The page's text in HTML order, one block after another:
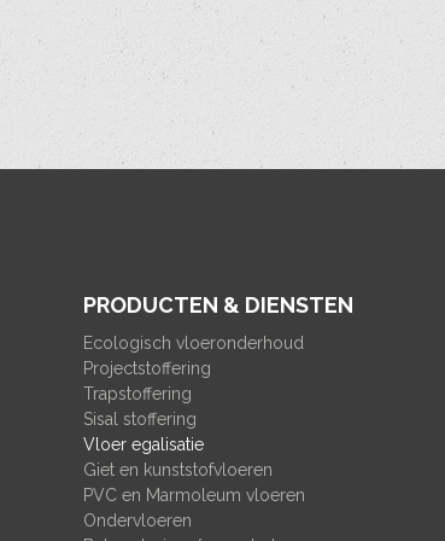
PRODUCTEN & DIENSTEN
Ecologisch vloeronderhoud
Projectstoffering
Trapstoffering
Sisal stoffering
Vloer egalisatie
Giet en kunststofvloeren
PVC en Marmoleum vloeren
Ondervloeren